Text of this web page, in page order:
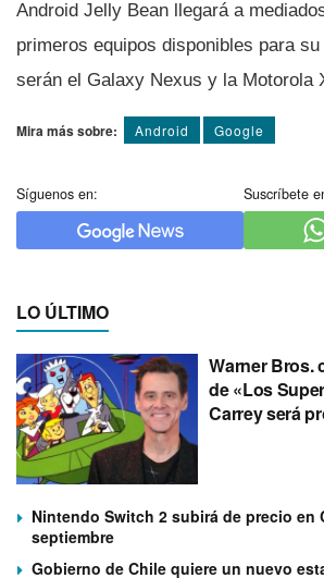
Android Jelly Bean llegará a
primeros equipos disponibles para
serán el Galaxy Nexus y la Motorola
Mira más sobre: Android Google
Síguenos en: Suscríbete
LO ÚLTIMO
Warner Bros.
de «Los
Carrey será
Nintendo Switch 2 subirá de precio en
septiembre
Gobierno de Chile quiere un nuevo